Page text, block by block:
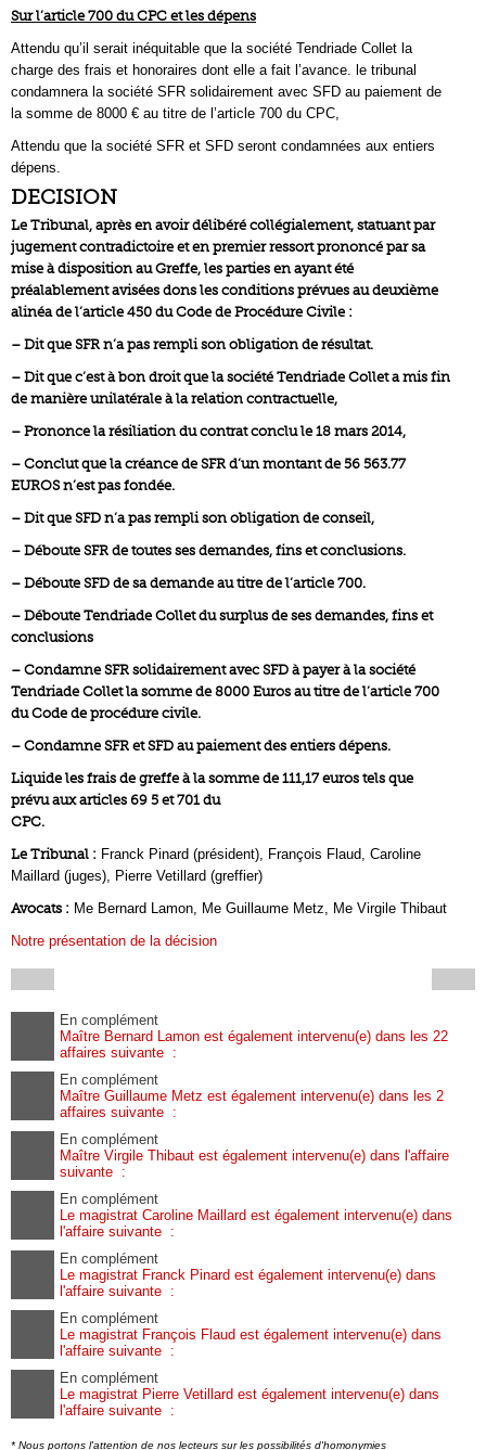
Sur l’article 700 du CPC et les dépens
Attendu qu’il serait inéquitable que la société Tendriade Collet la
charge des frais et honoraires dont elle a fait l’avance. le tribunal
condamnera la société SFR solidairement avec SFD au paiement de
la somme de 8000 € au titre de l’article 700 du CPC,
Attendu que la société SFR et SFD seront condamnées aux entiers
dépens.
DECISION
Le Tribunal, après en avoir délibéré collégialement, statuant par
jugement contradictoire et en premier ressort prononcé par sa
mise à disposition au Greffe, les parties en ayant été
préalablement avisées dons les conditions prévues au deuxième
alinéa de l’article 450 du Code de Procédure Civile :
– Dit que SFR n’a pas rempli son obligation de résultat.
– Dit que c’est à bon droit que la société Tendriade Collet a mis fin
de manière unilatérale à la relation contractuelle,
– Prononce la résiliation du contrat conclu le 18 mars 2014,
– Conclut que la créance de SFR d’un montant de 56 563.77
EUROS n’est pas fondée.
– Dit que SFD n’a pas rempli son obligation de conseil,
– Déboute SFR de toutes ses demandes, fins et conclusions.
– Déboute SFD de sa demande au titre de l’article 700.
– Déboute Tendriade Collet du surplus de ses demandes, fins et
conclusions
– Condamne SFR solidairement avec SFD à payer à la société
Tendriade Collet la somme de 8000 Euros au titre de l’article 700
du Code de procédure civile.
– Condamne SFR et SFD au paiement des entiers dépens.
Liquide les frais de greffe à la somme de 111,17 euros tels que
prévu aux articles 69 5 et 701 du
CPC.
Le Tribunal : Franck Pinard (président), François Flaud, Caroline
Maillard (juges), Pierre Vetillard (greffier)
Avocats : Me Bernard Lamon, Me Guillaume Metz, Me Virgile Thibaut
Notre présentation de la décision
En complément
Maître Bernard Lamon est également intervenu(e) dans les 22
affaires suivante :
En complément
Maître Guillaume Metz est également intervenu(e) dans les 2
affaires suivante :
En complément
Maître Virgile Thibaut est également intervenu(e) dans l'affaire
suivante :
En complément
Le magistrat Caroline Maillard est également intervenu(e) dans
l'affaire suivante :
En complément
Le magistrat Franck Pinard est également intervenu(e) dans
l'affaire suivante :
En complément
Le magistrat François Flaud est également intervenu(e) dans
l'affaire suivante :
En complément
Le magistrat Pierre Vetillard est également intervenu(e) dans
l'affaire suivante :
* Nous portons l'attention de nos lecteurs sur les possibilités d'homonymies